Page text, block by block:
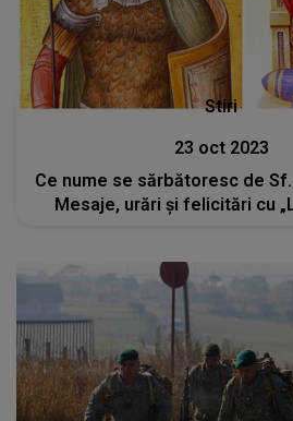
Stiri
23 oct 2023
Ce nume se sărbătoresc de
Mesaje, urări și felicitări cu